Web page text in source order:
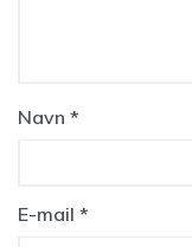
Navn *
E-mail *